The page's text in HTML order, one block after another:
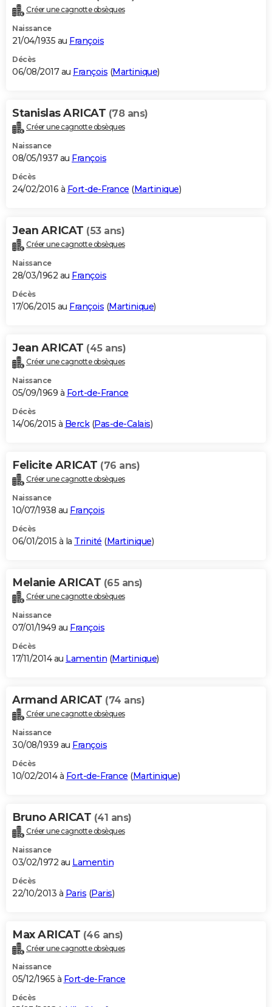
Créer une cagnotte obsèques
Naissance
21/04/1935 au François
Décès
06/08/2017 au François (Martinique)
Stanislas ARICAT (78 ans)
Créer une cagnotte obsèques
Naissance
08/05/1937 au François
Décès
24/02/2016 à Fort-de-France (Martinique)
Jean ARICAT (53 ans)
Créer une cagnotte obsèques
Naissance
28/03/1962 au François
Décès
17/06/2015 au François (Martinique)
Jean ARICAT (45 ans)
Créer une cagnotte obsèques
Naissance
05/09/1969 à Fort-de-France
Décès
14/06/2015 à Berck(Pas-de-Calais)
Felicite ARICAT (76 ans)
Créer une cagnotte obsèques
Naissance
10/07/1938 au François
Décès
06/01/2015 à la Trinité (Martinique)
Melanie ARICAT (65 ans)
Créer une cagnotte obsèques
Naissance
07/01/1949 au François
Décès
17/11/2014 au Lamentin (Martinique)
Armand ARICAT (74 ans)
Créer une cagnotte obsèques
Naissance
30/08/1939 au François
Décès
10/02/2014 à Fort-de-France (Martinique)
Bruno ARICAT (41 ans)
Créer une cagnotte obsèques
Naissance
03/02/1972 au Lamentin
Décès
22/10/2013 à Paris (Paris)
Max ARICAT (46 ans)
Créer une cagnotte obsèques
Naissance
05/12/1965 à Fort-de-France
Décès